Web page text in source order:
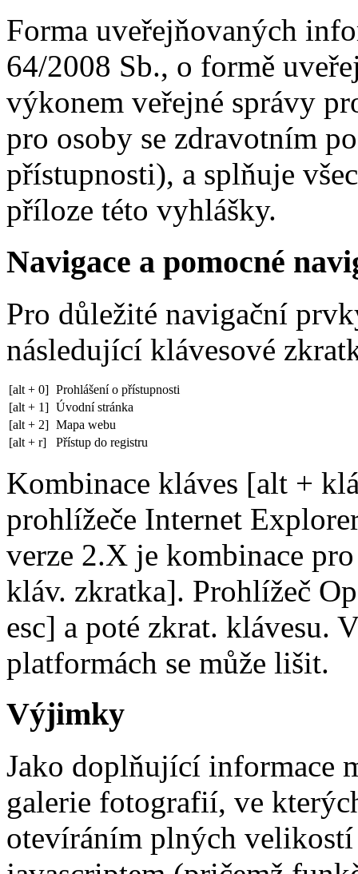
Forma uveřejňovaných
64/2008 Sb., o formě
výkonem veřejné správy
pro osoby se zdravotním
přístupnosti), a splňuje
příloze této vyhlášky.
Navigace a pomocné
Pro důležité navigační
následující klávesové
[alt + 0] Prohlášení o přístupnosti
[alt + 1] Úvodní stránka
[alt + 2] Mapa webu
[alt + r]
Přístup do registru
Kombinace kláves [alt +
prohlížeče Internet
verze 2.X je kombinace
kláv. zkratka]. Prohlížeč
esc] a poté zkrat. klávesu.
platformách se může lišit.
Výjimky
Jako doplňující informace
galerie fotografií, ve
otevíráním plných